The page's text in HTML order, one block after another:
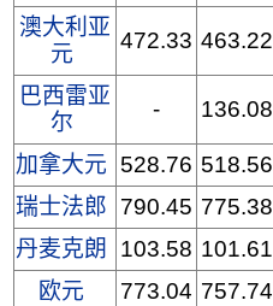
澳大利亚
元
472.33 463.22
巴西雷亚
尔
- 136.08
加拿大元 528.76 518.56
瑞士法郎
790.45 775.38
丹麦克朗
103.58 101.61
欧元
773.04 757.74